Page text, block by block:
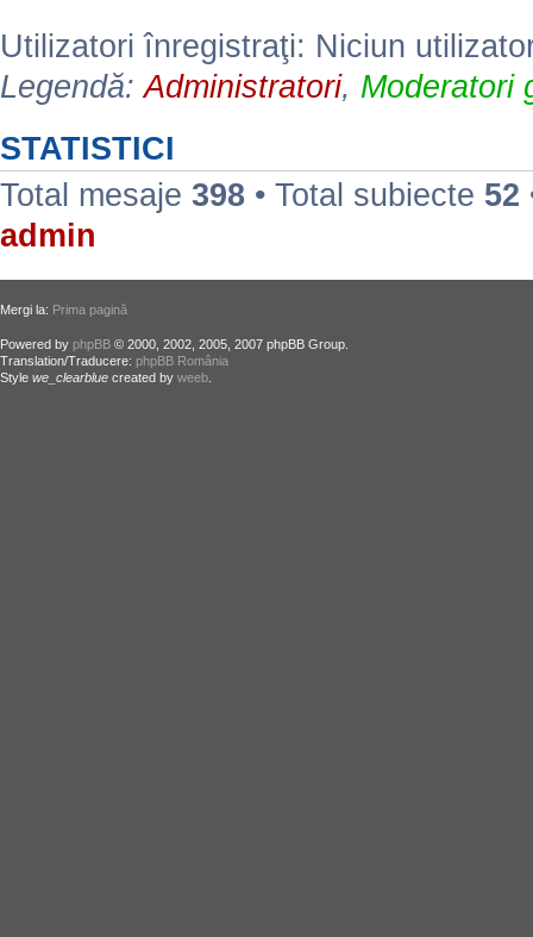
Utilizatori înregistraţi: Niciun
Legendă:Administratori, Moderatori
STATISTICI
Total mesaje 398 • Total subiecte 52
admin
Mergi la: Prima pagină
Powered by phpBB © 2000, 2002, 2005, 2007 phpBB Group.
Translation/Traducere: phpBB România
Style we_clearblue created by weeb